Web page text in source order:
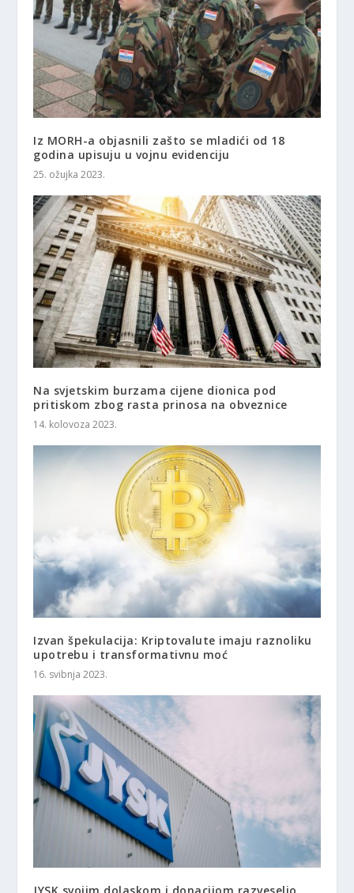
Iz MORH-a objasnili zašto se mladići od 18
godina upisuju u vojnu evidenciju
25. ožujka 2023.
Na svjetskim burzama cijene dionica pod
pritiskom zbog rasta prinosa na obveznice
14. kolovoza 2023.
Izvan špekulacija: Kriptovalute imaju raznoliku
upotrebu i transformativnu moć
16. svibnja 2023.
JYSK svojim dolaskom i donacijom razveselio